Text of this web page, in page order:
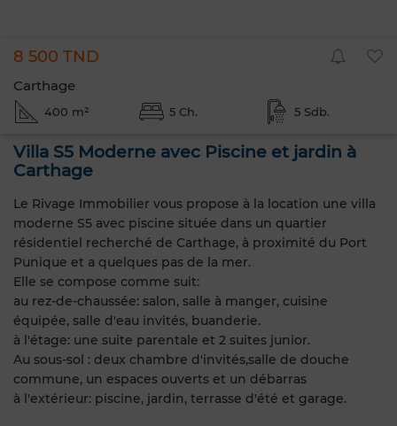
8 500 TND
Carthage
400 m² 5 Ch. 5 Sdb.
Villa S5 Moderne avec Piscine et jardin à
Carthage
Le Rivage Immobilier vous propose à la location une villa
moderne S5 avec piscine située dans un quartier
résidentiel recherché de Carthage, à proximité du Port
Punique et a quelques pas de la mer.
Elle se compose comme suit:
au rez-de-chaussée: salon, salle à manger, cuisine
équipée, salle d'eau invités, buanderie.
à l'étage: une suite parentale et 2 suites junior.
Au sous-sol : deux chambre d'invités,salle de douche
commune, un espaces ouverts et un débarras
à l'extérieur: piscine, jardin, terrasse d'été et garage.